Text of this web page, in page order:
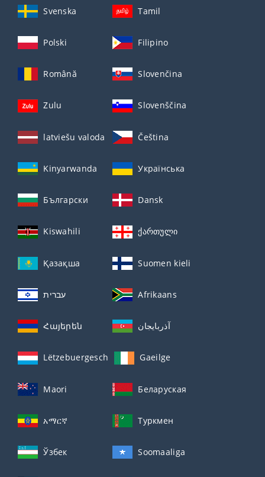
Svenska Tamil
Polski Filipino
Română Slovenčina
Zulu Slovenščina
latviešu valoda Čeština
Kinyarwanda Українська
Български Dansk
Kiswahili ქართული
Қазақша Suomen kieli
עברית Afrikaans
Հայերեն آذربايجان
Lëtzebuergesch Gaeilge
Maori Беларуская
አማርኛ Туркмен
Ўзбек Soomaaliga